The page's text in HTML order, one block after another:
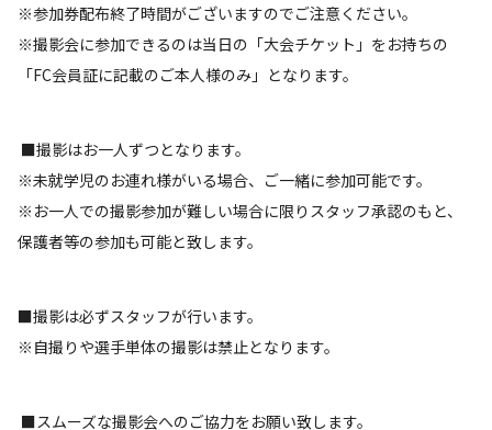
※参加券配布終了時間がございますのでご注意ください。
※撮影会に参加できるのは当日の「大会チケット」をお持ちの
「FC会員証に記載のご本人様のみ」となります。
■撮影はお一人ずつとなります。
※未就学児のお連れ様がいる場合、ご一緒に参加可能です。
※お一人での撮影参加が難しい場合に限りスタッフ承認のもと、
保護者等の参加も可能と致します。
■撮影は必ずスタッフが行います。
※自撮りや選手単体の撮影は禁止となります。
■スムーズな撮影会へのご協力をお願い致します。